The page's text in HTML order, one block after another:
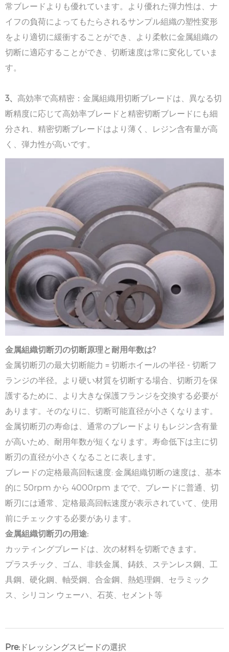
常ブレードよりも優れています。より優れた弾力性は、ナ
イフの負荷によってもたらされるサンプル組織の塑性変形
をより適切に緩衝することができ、より柔軟に金属組織の
切断に適応することができ、切断速度は常に変化していま
す。
3、 高効率で高精密：金属組織用切断ブレードは、異なる切
断精度に応じて高効率ブレードと精密切断ブレードにも細
分され、精密切断ブレードはより薄く、レジン含有量が高
く、弾力性が高いです。
金属組織切断刃の切断原理と耐用年数は?
金属切断刃の最大切断能力 = 切断ホイールの半径 - 切断フ
ランジの半径。より硬い材質を切断する場合、切断刃を保
護するために、より大きな保護フランジを交換する必要が
あります。そのなりに、切断可能直径が小さくなります。
金属切断刃の寿命は、通常のブレードよりもレジン含有量
が高いため、耐用年数が短くなります。寿命低下は主に切
断刃の直径が小さくなることに表します。
ブレードの定格最高回転速度: 金属組織切断の速度は、基本
的に 50rpm から 4000rpm までで、ブレードに普通、切
断刃には通常、定格最高回転速度が表示されていて、使用
前にチェックする必要があります。
金属組織切断刃の用途:
カッティングブレードは、次の材料を切断できます。
プラスチック、ゴム、非鉄金属、鋳鉄、ステンレス鋼、工
具鋼、硬化鋼、軸受鋼、合金鋼、熱処理鋼、セラミック
ス、シリコン ウェーハ、石英、セメント等
Pre: ドレッシングスピードの選択